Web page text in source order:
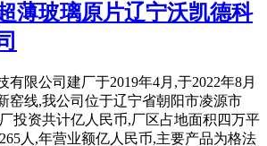
薄玻璃原片辽宁沃凯德科
有限公司建厂于2019年4月,于2022年8月
窑线,我公司位于辽宁省朝阳市凌源市
厂投资共计亿人民币,厂区占地面积四万平
人,年营业额亿人民币,主要产品为格法